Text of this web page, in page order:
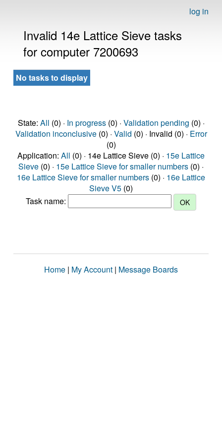
log in
Invalid 14e Lattice Sieve tasks
for computer 7200693
No tasks to display
State: All (0) · In progress(0) · Validation pending (0) ·
Validation inconclusive(0) · Valid (0) · Invalid (0) · Error
(0)
Application: All (0) · 14e Lattice Sieve (0) · 15e Lattice
Sieve (0) · 15e Lattice Sieve for smaller numbers (0) ·
16e Lattice Sieve for smaller numbers (0) · 16e Lattice
Sieve V5 (0)
Task name:
Home | My Account | Message Boards